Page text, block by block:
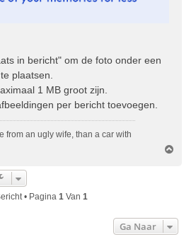
in bericht" om de foto onder een
plaatsen.
1 MB groot zijn.
per bericht toevoegen.
from an ugly wife, than a car with
• Pagina 1Van 1
Ga Naar